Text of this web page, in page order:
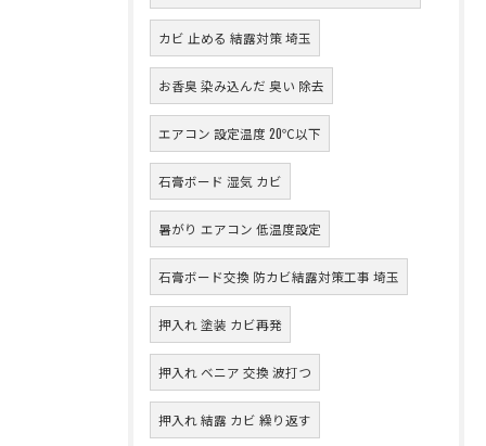
カビ 止める 結露対策 埼玉
お香臭 染み込んだ 臭い 除去
エアコン 設定温度 20℃以下
石膏ボード 湿気 カビ
暑がり エアコン 低温度設定
石膏ボード交換 防カビ結露対策工事 埼玉
押入れ 塗装 カビ再発
押入れ ベニア 交換 波打つ
押入れ 結露 カビ 繰り返す